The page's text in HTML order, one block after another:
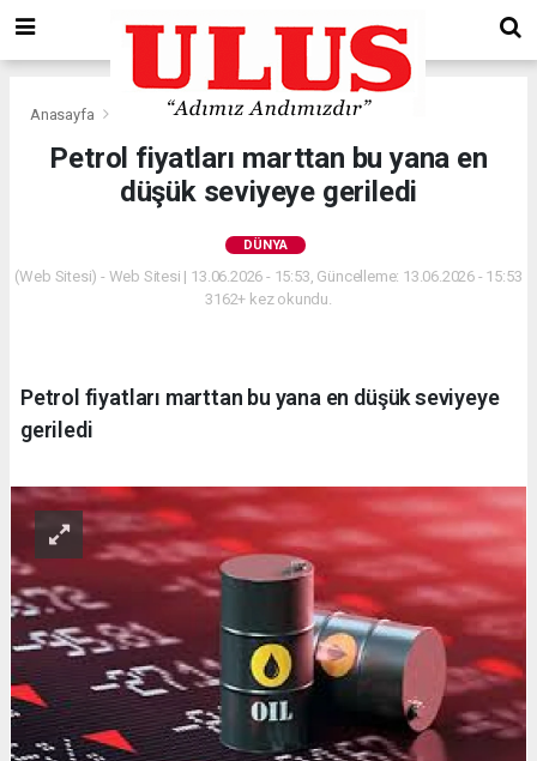
Anasayfa
Petrol fiyatları marttan bu yana en
düşük seviyeye geriledi
DÜNYA
(Web Sitesi) - Web Sitesi | 13.06.2026 - 15:53, Güncelleme: 13.06.2026 - 15:53
3162+ kez okundu.
Petrol fiyatları marttan bu yana en düşük seviyeye
geriledi